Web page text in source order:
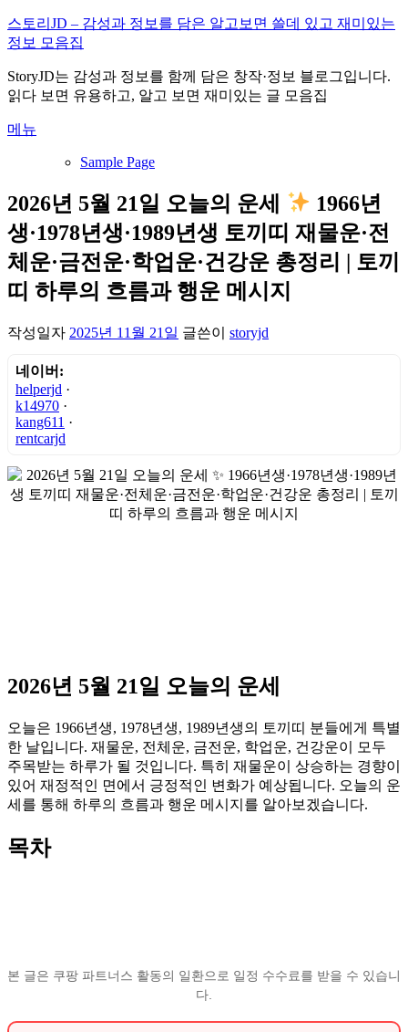
내
용
로
바
가
스토리JD – 감성과 정보를 담은 알고보면 쓸데 있고 재미있는
정보 모음집
StoryJD는 감성과 정보를 함께 담은 창작·정보 블로그입니다.
읽다 보면 유용하고, 알고 보면 재미있는 글 모음집
메뉴
Sample Page
2026년 5월 21일 오늘의 운세
1966년
생·1978년생·1989년생 토끼띠 재물운·전
체운·금전운·학업운·건강운 총정리 | 토끼
띠 하루의 흐름과 행운 메시지
작성일자 2025년 11월 21일 글쓴이 storyjd
네이버:
helperjd ·
k14970 ·
kang611 ·
rentcarjd
2026년 5월 21일 오늘의 운세
오늘은 1966년생, 1978년생, 1989년생의 토끼띠 분들에게 특별
한 날입니다. 재물운, 전체운, 금전운, 학업운, 건강운이 모두
주목받는 하루가 될 것입니다. 특히 재물운이 상승하는 경향이
있어 재정적인 면에서 긍정적인 변화가 예상됩니다. 오늘의 운
세를 통해 하루의 흐름과 행운 메시지를 알아보겠습니다.
목차
본 글은 쿠팡 파트너스 활동의 일환으로 일정 수수료를 받을 수 있습니
다.